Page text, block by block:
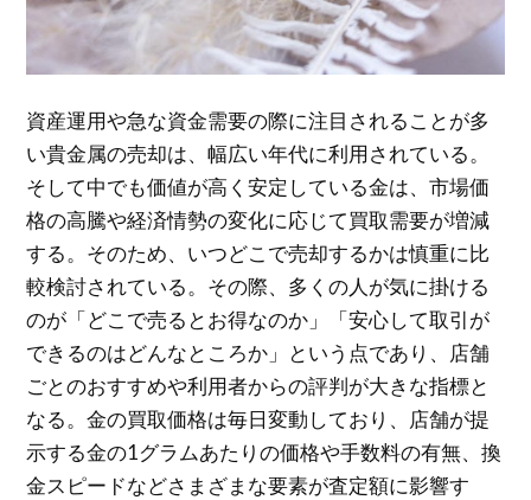
資産運用や急な資金需要の際に注目されることが多
い貴金属の売却は、幅広い年代に利用されている。
そして中でも価値が高く安定している金は、市場価
格の高騰や経済情勢の変化に応じて買取需要が増減
する。そのため、いつどこで売却するかは慎重に比
較検討されている。その際、多くの人が気に掛ける
のが「どこで売るとお得なのか」「安心して取引が
できるのはどんなところか」という点であり、店舗
ごとのおすすめや利用者からの評判が大きな指標と
なる。金の買取価格は毎日変動しており、店舗が提
示する金の1グラムあたりの価格や手数料の有無、換
金スピードなどさまざまな要素が査定額に影響す